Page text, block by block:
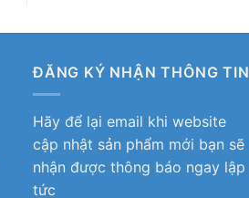
ĐĂNG KÝ NHẬN THÔNG TIN
Hãy để lại email khi website
cập nhật sản phẩm mới bạn sẽ
nhận được thông báo ngay lập
tức